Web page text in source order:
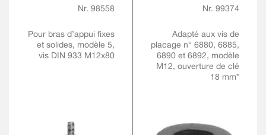
Nr. 98558
Pour bras d’appui fixes
et solides, modèle 5,
vis DIN 933 M12x80
Nr. 99374
Adapté aux vis de
placage n° 6880, 6885,
6890 et 6892, modèle
M12, ouverture de clé
18 mm*